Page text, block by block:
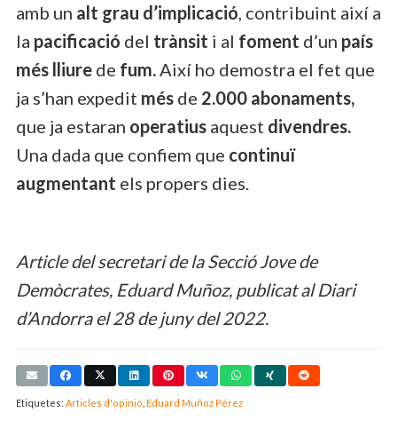
amb un alt grau d’implicació, contribuint així a
la pacificació del trànsit i al foment d’un país
més lliure de fum.Així ho demostra el fet que
ja s’han expedit més de 2.000 abonaments,
que ja estaran operatius aquest divendres.
Una dada que confiem que continuï
augmentant els propers dies.
Article del secretari de la Secció Jove de
Demòcrates, Eduard Muñoz, publicat al Diari
d’Andorra el 28 de juny del 2022.
Etiquetes: Articles d'opinió Eduard Muñoz Pérez